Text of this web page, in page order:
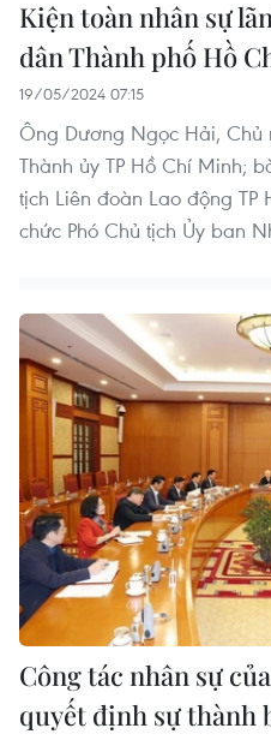
Kiện toàn nhân sự
dân Thành phố Hồ
19/05/2024 07:15
Ông Dương Ngọc Hải, Chủ
Thành ủy TP Hồ Chí Minh;
tịch Liên đoàn Lao động
chức Phó Chủ tịch Ủy ban
Công tác nhân sự
quyết định sự thành